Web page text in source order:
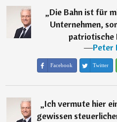
„Die Bahn ist für
Unternehmen,
patriotische
―Peter
Facebook Twitter
„Ich vermute hier
gewissen